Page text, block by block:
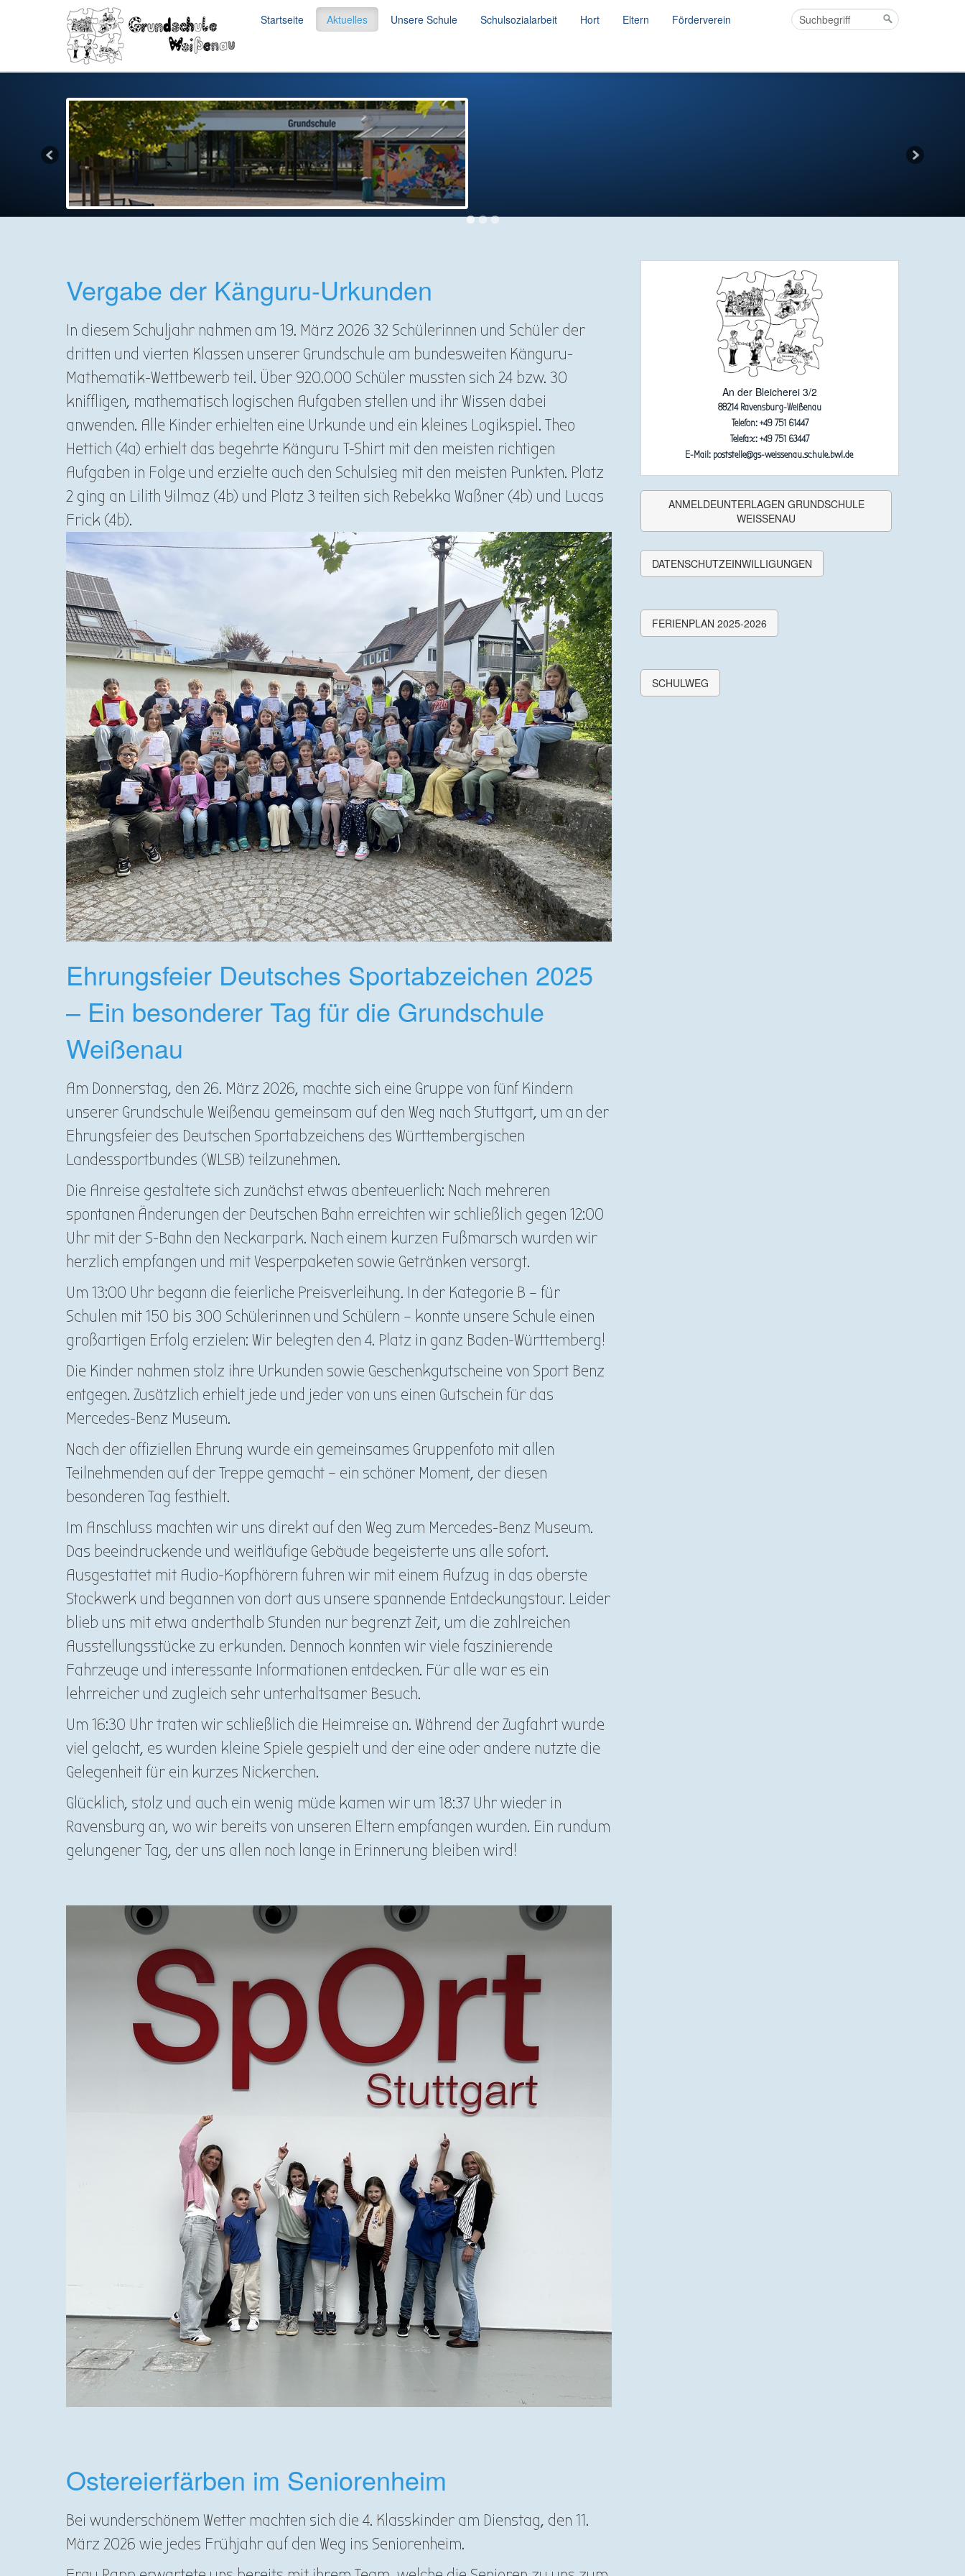
Startseite Aktuelles Unsere Schule Schulsozialarbeit Hort Eltern Förderverein
Vergabe der Känguru-Urkunden
In diesem Schuljahr nahmen am 19. März 2026 32 Schülerinnen und Schüler der
dritten und vierten Klassen unserer Grundschule am bundesweiten Känguru-
Mathematik-Wettbewerb teil. Über 920.000 Schüler mussten sich 24 bzw. 30
kniffligen, mathematisch logischen Aufgaben stellen und ihr Wissen dabei
anwenden. Alle Kinder erhielten eine Urkunde und ein kleines Logikspiel. Theo
Hettich (4a) erhielt das begehrte Känguru T-Shirt mit den meisten richtigen
Aufgaben in Folge und erzielte auch den Schulsieg mit den meisten Punkten. Platz
2 ging an Lilith Yilmaz (4b) und Platz 3 teilten sich Rebekka Waßner (4b) und Lucas
Frick (4b).
Ehrungsfeier Deutsches Sportabzeichen 2025
– Ein besonderer Tag für die Grundschule
Weißenau
Am Donnerstag, den 26. März 2026, machte sich eine Gruppe von fünf Kindern
unserer Grundschule Weißenau gemeinsam auf den Weg nach Stuttgart, um an der
Ehrungsfeier des Deutschen Sportabzeichens des Württembergischen
Landessportbundes (WLSB) teilzunehmen.
Die Anreise gestaltete sich zunächst etwas abenteuerlich: Nach mehreren
spontanen Änderungen der Deutschen Bahn erreichten wir schließlich gegen 12:00
Uhr mit der S-Bahn den Neckarpark. Nach einem kurzen Fußmarsch wurden wir
herzlich empfangen und mit Vesperpaketen sowie Getränken versorgt.
Um 13:00 Uhr begann die feierliche Preisverleihung. In der Kategorie B – für
Schulen mit 150 bis 300 Schülerinnen und Schülern – konnte unsere Schule einen
großartigen Erfolg erzielen: Wir belegten den 4. Platz in ganz Baden-Württemberg!
Die Kinder nahmen stolz ihre Urkunden sowie Geschenkgutscheine von Sport Benz
entgegen. Zusätzlich erhielt jede und jeder von uns einen Gutschein für das
Mercedes-Benz Museum.
Nach der offiziellen Ehrung wurde ein gemeinsames Gruppenfoto mit allen
Teilnehmenden auf der Treppe gemacht – ein schöner Moment, der diesen
besonderen Tag festhielt.
Im Anschluss machten wir uns direkt auf den Weg zum Mercedes-Benz Museum.
Das beeindruckende und weitläufige Gebäude begeisterte uns alle sofort.
Ausgestattet mit Audio-Kopfhörern fuhren wir mit einem Aufzug in das oberste
Stockwerk und begannen von dort aus unsere spannende Entdeckungstour. Leider
blieb uns mit etwa anderthalb Stunden nur begrenzt Zeit, um die zahlreichen
Ausstellungsstücke zu erkunden. Dennoch konnten wir viele faszinierende
Fahrzeuge und interessante Informationen entdecken. Für alle war es ein
lehrreicher und zugleich sehr unterhaltsamer Besuch.
Um 16:30 Uhr traten wir schließlich die Heimreise an. Während der Zugfahrt wurde
viel gelacht, es wurden kleine Spiele gespielt und der eine oder andere nutzte die
Gelegenheit für ein kurzes Nickerchen.
Glücklich, stolz und auch ein wenig müde kamen wir um 18:37 Uhr wieder in
Ravensburg an, wo wir bereits von unseren Eltern empfangen wurden. Ein rundum
gelungener Tag, der uns allen noch lange in Erinnerung bleiben wird!
Ostereierfärben im Seniorenheim
Bei wunderschönem Wetter machten sich die 4. Klasskinder am Dienstag, den 11.
März 2026 wie jedes Frühjahr auf den Weg ins Seniorenheim.
An der Bleicherei 3/2
88214 Ravensburg-Weißenau
Telefon: +49 751 61447
Telefax: +49 751 63447
E-Mail: poststelle@gs-weissenau.schule.bwl.de
ANMELDEUNTERLAGEN GRUNDSCHULE
WEISSENAU
DATENSCHUTZEINWILLIGUNGEN
FERIENPLAN 2025-2026
SCHULWEG